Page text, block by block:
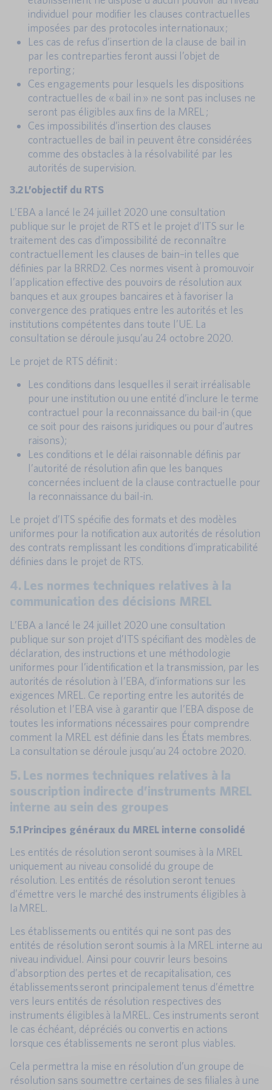
individuel pour modifier les clauses contractuelles
imposées par des protocoles internationaux ;
Les cas de refus d’insertion de la clause de bail in
par les contreparties feront aussi l’objet de
reporting ;
Ces engagements pour lesquels les dispositions
contractuelles de « bail in » ne sont pas incluses ne
seront pas éligibles aux fins de la MREL ;
Ces impossibilités d’insertion des clauses
contractuelles de bail in peuvent être considérées
comme des obstacles à la résolvabilité par les
autorités de supervision.
3.2 L’objectif du RTS
L’EBA a lancé le 24 juillet 2020 une consultation
publique sur le projet de RTS et le projet d’ITS sur le
traitement des cas d’impossibilité de reconnaître
contractuellement les clauses de bain–in telles que
définies par la BRRD2. Ces normes visent à promouvoir
l’application effective des pouvoirs de résolution aux
banques et aux groupes bancaires et à favoriser la
convergence des pratiques entre les autorités et les
institutions compétentes dans toute l’UE. La
consultation se déroule jusqu’au 24 octobre 2020.
Le projet de RTS définit :
Les conditions dans lesquelles il serait irréalisable
pour une institution ou une entité d’inclure le terme
contractuel pour la reconnaissance du bail-in (que
ce soit pour des raisons juridiques ou pour d’autres
raisons);
Les conditions et le délai raisonnable définis par
l’autorité de résolution afin que les banques
concernées incluent de la clause contractuelle pour
la reconnaissance du bail-in.
Le projet d’ITS spécifie des formats et des modèles
uniformes pour la notification aux autorités de résolution
des contrats remplissant les conditions d’impraticabilité
définies dans le projet de RTS.
4. Les normes techniques relatives à la
communication des décisions MREL
L’EBA a lancé le 24 juillet 2020 une consultation
publique sur son projet d’ITS spécifiant des modèles de
déclaration, des instructions et une méthodologie
uniformes pour l’identification et la transmission, par les
autorités de résolution à l’EBA, d’informations sur les
exigences MREL. Ce reporting entre les autorités de
résolution et l’EBA vise à garantir que l’EBA dispose de
toutes les informations nécessaires pour comprendre
comment la MREL est définie dans les États membres.
La consultation se déroule jusqu’au 24 octobre 2020.
5. Les normes techniques relatives à la
souscription indirecte d’instruments MREL
interne au sein des groupes
5.1 Principes généraux du MREL interne consolidé
Les entités de résolution seront soumises à la MREL
uniquement au niveau consolidé du groupe de
résolution. Les entités de résolution seront tenues
d’émettre vers le marché des instruments éligibles à
la MREL.
Les établissements ou entités qui ne sont pas des
entités de résolution seront soumis à la MREL interne au
niveau individuel. Ainsi pour couvrir leurs besoins
d’absorption des pertes et de recapitalisation, ces
établissements seront principalement tenus d’émettre
vers leurs entités de résolution respectives des
instruments éligibles à la MREL. Ces instruments seront
le cas échéant, dépréciés ou convertis en actions
lorsque ces établissements ne seront plus viables.
Cela permettra la mise en résolution d’un groupe de
résolution sans soumettre certaines de ses filiales à une